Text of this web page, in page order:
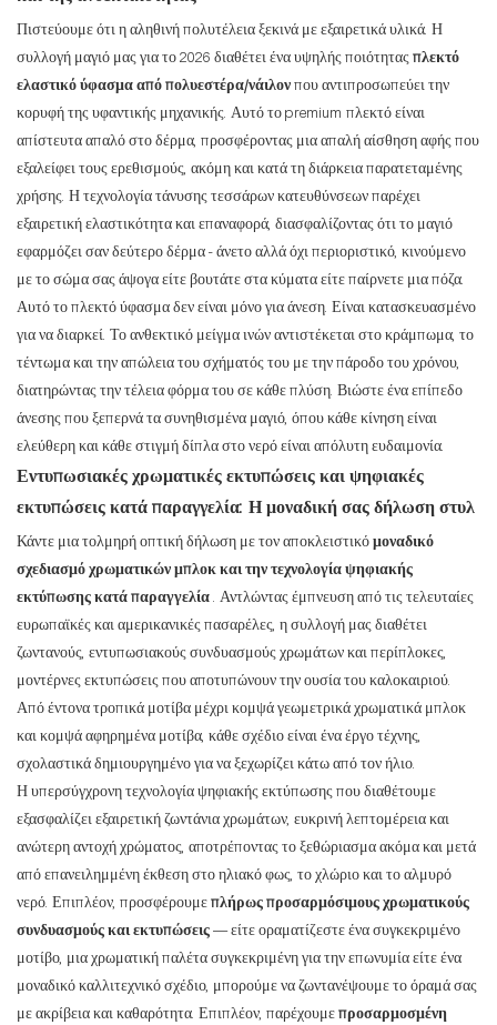
Πιστεύουμε ότι η αληθινή πολυτέλεια ξεκινά με εξαιρετικά υλικά. Η
συλλογή μαγιό μας για το 2026 διαθέτει ένα υψηλής ποιότηταςπλεκτό
ελαστικό ύφασμα από πολυεστέρα/νάιλονπου αντιπροσωπεύει την
κορυφή της υφαντικής μηχανικής. Αυτό το premium πλεκτό είναι
απίστευτα απαλό στο δέρμα, προσφέροντας μια απαλή αίσθηση αφής που
εξαλείφει τους ερεθισμούς, ακόμη και κατά τη διάρκεια παρατεταμένης
χρήσης. Η τεχνολογία τάνυσης τεσσάρων κατευθύνσεων παρέχει
εξαιρετική ελαστικότητα και επαναφορά, διασφαλίζοντας ότι το μαγιό
εφαρμόζει σαν δεύτερο δέρμα - άνετο αλλά όχι περιοριστικό, κινούμενο
με το σώμα σας άψογα είτε βουτάτε στα κύματα είτε παίρνετε μια πόζα.
Αυτό το πλεκτό ύφασμα δεν είναι μόνο για άνεση. Είναι κατασκευασμένο
για να διαρκεί. Το ανθεκτικό μείγμα ινών αντιστέκεται στο κράμπωμα, το
τέντωμα και την απώλεια του σχήματός του με την πάροδο του χρόνου,
διατηρώντας την τέλεια φόρμα του σε κάθε πλύση. Βιώστε ένα επίπεδο
άνεσης που ξεπερνά τα συνηθισμένα μαγιό, όπου κάθε κίνηση είναι
ελεύθερη και κάθε στιγμή δίπλα στο νερό είναι απόλυτη ευδαιμονία.
Εντυπωσιακές χρωματικές εκτυπώσεις και ψηφιακές
εκτυπώσεις κατά παραγγελία: Η μοναδική σας δήλωση στυλ
Κάντε μια τολμηρή οπτική δήλωση με τον αποκλειστικόμοναδικό
σχεδιασμό χρωματικών μπλοκ και την τεχνολογία ψηφιακής
εκτύπωσης κατά παραγγελία. Αντλώντας έμπνευση από τις τελευταίες
ευρωπαϊκές και αμερικανικές πασαρέλες, η συλλογή μας διαθέτει
ζωντανούς, εντυπωσιακούς συνδυασμούς χρωμάτων και περίπλοκες,
μοντέρνες εκτυπώσεις που αποτυπώνουν την ουσία του καλοκαιριού.
Από έντονα τροπικά μοτίβα μέχρι κομψά γεωμετρικά χρωματικά μπλοκ
και κομψά αφηρημένα μοτίβα, κάθε σχέδιο είναι ένα έργο τέχνης,
σχολαστικά δημιουργημένο για να ξεχωρίζει κάτω από τον ήλιο.
Η υπερσύγχρονη τεχνολογία ψηφιακής εκτύπωσης που διαθέτουμε
εξασφαλίζει εξαιρετική ζωντάνια χρωμάτων, ευκρινή λεπτομέρεια και
ανώτερη αντοχή χρώματος, αποτρέποντας το ξεθώριασμα ακόμα και μετά
από επανειλημμένη έκθεση στο ηλιακό φως, το χλώριο και το αλμυρό
νερό. Επιπλέον, προσφέρουμεπλήρως προσαρμόσιμους χρωματικούς
συνδυασμούς και εκτυπώσεις— είτε οραματίζεστε ένα συγκεκριμένο
μοτίβο, μια χρωματική παλέτα συγκεκριμένη για την επωνυμία είτε ένα
μοναδικό καλλιτεχνικό σχέδιο, μπορούμε να ζωντανέψουμε το όραμά σας
με ακρίβεια και καθαρότητα. Επιπλέον, παρέχουμεπροσαρμοσμένη